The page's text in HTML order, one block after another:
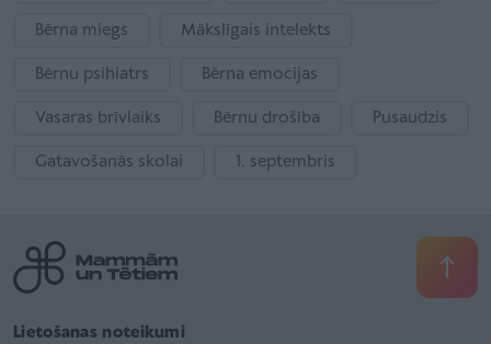
Bērna miegs Mākslīgais intelekts
Bērnu psihiatrs Bērna emocijas
Vasaras brīvlaiks Bērnu drošība Pusaudzis
Gatavošanās skolai 1. septembris
Lietošanas noteikumi